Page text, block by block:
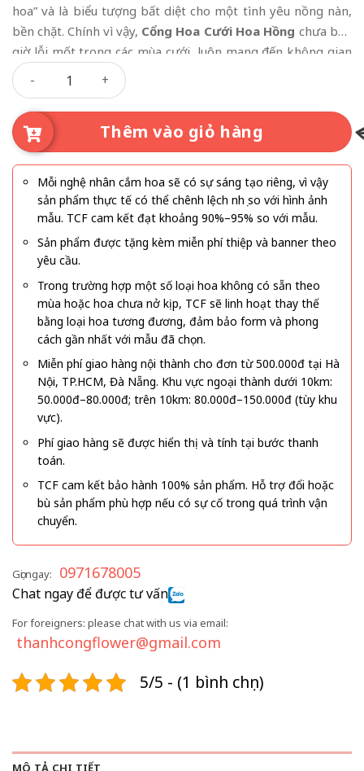
hoa” và là biểu tượng bất diệt cho một tình yêu nồng nàn,
bền chặt. Chính vì vậy, Cổng Hoa Cưới Hoa Hồng chưa bao
giờ lỗi mốt trong các mùa cưới, luôn mang đến không gian
lễ đường vẻ đẹp vừa cổ điển, vừa kiêu sa, lộng lẫy. Dù bạn
yêu thích phong cách hoàng gia quý phái hay sự nhẹ nhàng,
tinh tế phong cách Hàn Quốc, những đóa hồng rực rỡ đều
có thể chiều lòng bạn.
Cổng Hoa Cưới Hoa Hồng số lượng
Thêm vào giỏ hàng
Mỗi nghệ nhân cắm hoa sẽ có sự sáng tạo riêng, vì vậy
sản phẩm thực tế có thể chênh lệch nhẹ so với hình ảnh
mẫu. TCF cam kết đạt khoảng 90%–95% so với mẫu.
Sản phẩm được tặng kèm miễn phí thiệp và banner theo
yêu cầu.
Trong trường hợp một số loại hoa không có sẵn theo
mùa hoặc hoa chưa nở kịp, TCF sẽ linh hoạt thay thế
bằng loại hoa tương đương, đảm bảo form và phong
cách gần nhất với mẫu đã chọn.
Miễn phí giao hàng nội thành cho đơn từ 500.000đ tại Hà
Nội, TP.HCM, Đà Nẵng. Khu vực ngoại thành dưới 10km:
50.000đ–80.000đ; trên 10km: 80.000đ–150.000đ (tùy khu
vực).
Phí giao hàng sẽ được hiển thị và tính tại bước thanh
toán.
TCF cam kết bảo hành 100% sản phẩm. Hỗ trợ đổi hoặc
bù sản phẩm phù hợp nếu có sự cố trong quá trình vận
chuyển.
Gọi ngay: 0971678005
Chat ngay để được tư vấn
For foreigners: please chat with us via email:
thanhcongflower@gmail.com
5/5 - (1 bình chọn)
MÔ TẢ CHI TIẾT